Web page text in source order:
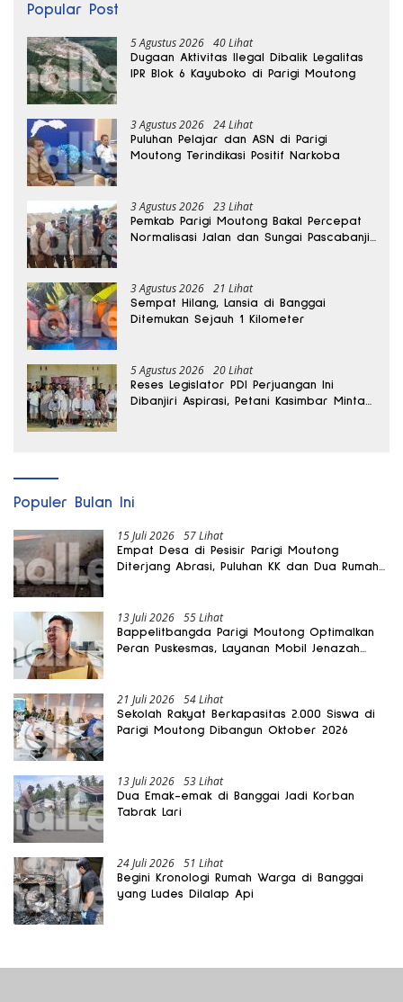
Popular Post
5 Agustus 2026 40 Lihat
Dugaan Aktivitas Ilegal Dibalik Legalitas
IPR Blok 6 Kayuboko di Parigi Moutong
3 Agustus 2026 24 Lihat
Puluhan Pelajar dan ASN di Parigi
Moutong Terindikasi Positif Narkoba
3 Agustus 2026 23 Lihat
Pemkab Parigi Moutong Bakal Percepat
Normalisasi Jalan dan Sungai Pascabanjir
3 Agustus 2026 21 Lihat
Sempat Hilang, Lansia di Banggai
Ditemukan Sejauh 1 Kilometer
5 Agustus 2026 20 Lihat
Reses Legislator PDI Perjuangan Ini
Dibanjiri Aspirasi, Petani Kasimbar Minta
Populer Bulan Ini
15 Juli 2026 57 Lihat
Empat Desa di Pesisir Parigi Moutong
Diterjang Abrasi, Puluhan KK dan Dua Rumah
13 Juli 2026 55 Lihat
Bappelitbangda Parigi Moutong Optimalkan
Peran Puskesmas, Layanan Mobil Jenazah
21 Juli 2026 54 Lihat
Sekolah Rakyat Berkapasitas 2.000 Siswa di
Parigi Moutong Dibangun Oktober 2026
13 Juli 2026 53 Lihat
Dua Emak-emak di Banggai Jadi Korban
Tabrak Lari
24 Juli 2026 51 Lihat
Begini Kronologi Rumah Warga di Banggai
yang Ludes Dilalap Api